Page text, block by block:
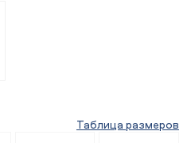
Таблица размеров